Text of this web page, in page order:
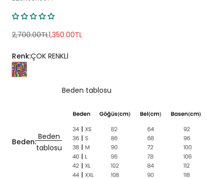
Normal fiyat
2,700.00TLİndirimli fiyat
1,350.00TL
Renk:ÇOK RENKLİ
Beden:
Beden
tablosu
Beden tablosu